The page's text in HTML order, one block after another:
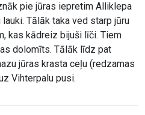
pie jūras iepretim Alliklepa
Tālāk taka ved starp jūru
kas kādreiz bijuši līči. Tiem
dolomīts. Tālāk līdz pat
jūras krasta ceļu (redzamas
Vihterpalu pusi.